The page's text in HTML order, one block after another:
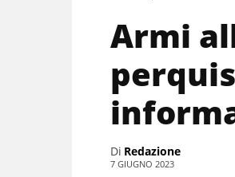
Armi
Di Redazione
7 GIUGNO 2023